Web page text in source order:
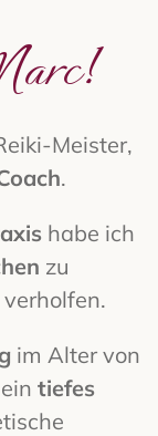
Meister,
.
habe ich
zu
verholfen.
im Alter von
tiefes